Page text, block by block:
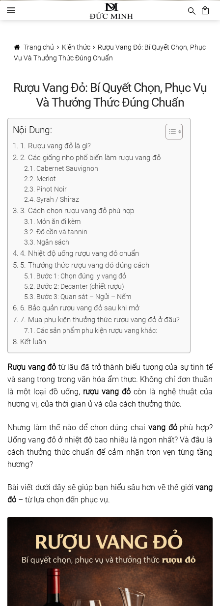
đến
hướng
Chuyển
đến
a
h
m
ụ
Sản phẩm
Ly rượu vang
Decanter
Khui mở vang
Mở tự động
Mở hơi khí nén
Bảo quản rượu vang
Dụng cụ rót rượu vang
Xô ướp đá rượu vang
Khác
Rượu Vang Nhập Khẩu
Giới thiệu
Kiến thức
Liên hệ
Trang chủ Kiến thức
Rượu Vang Đỏ: Bí Quyết Chọn, Phục
Vụ Và Thưởng Thức Đúng Chuẩn
Rượu Vang Đỏ: Bí Quyết Chọn, Phục Vụ
Và Thưởng Thức Đúng Chuẩn
Nội Dung:
1. Rượu vang đỏ là gì?
2. Các giống nho phổ biến làm rượu vang đỏ
Cabernet Sauvignon
Merlot
Pinot Noir
Syrah / Shiraz
3. Cách chọn rượu vang đỏ phù hợp
Món ăn đi kèm
Độ cồn và tannin
Ngân sách
4. Nhiệt độ uống rượu vang đỏ chuẩn
5. Thưởng thức rượu vang đỏ đúng cách
Bước 1: Chọn đúng ly vang đỏ
Bước 2: Decanter (chiết rượu)
Bước 3: Quan sát – Ngửi – Nếm
6. Bảo quản rượu vang đỏ sau khi mở
7. Mua phụ kiện thưởng thức rượu vang đỏ ở đâu?
Các sản phẩm phụ kiện rượu vang khác:
Kết luận
Rượu vang đỏ từ lâu đã trở thành biểu tượng của sự tinh tế
và sang trọng trong văn hóa ẩm thực. Không chỉ đơn thuần
là một loại đồ uống, rượu vang đỏ còn là nghệ thuật của
hương vị, của thời gian ủ và của cách thưởng thức.
Nhưng làm thế nào để chọn đúng chai vang đỏphù hợp?
Uống vang đỏ ở nhiệt độ bao nhiêu là ngon nhất? Và đâu là
cách thưởng thức chuẩn để cảm nhận trọn vẹn từng tầng
hương?
Bài viết dưới đây sẽ giúp bạn hiểu sâu hơn về thế giới vang
đỏ – từ lựa chọn đến phục vụ.